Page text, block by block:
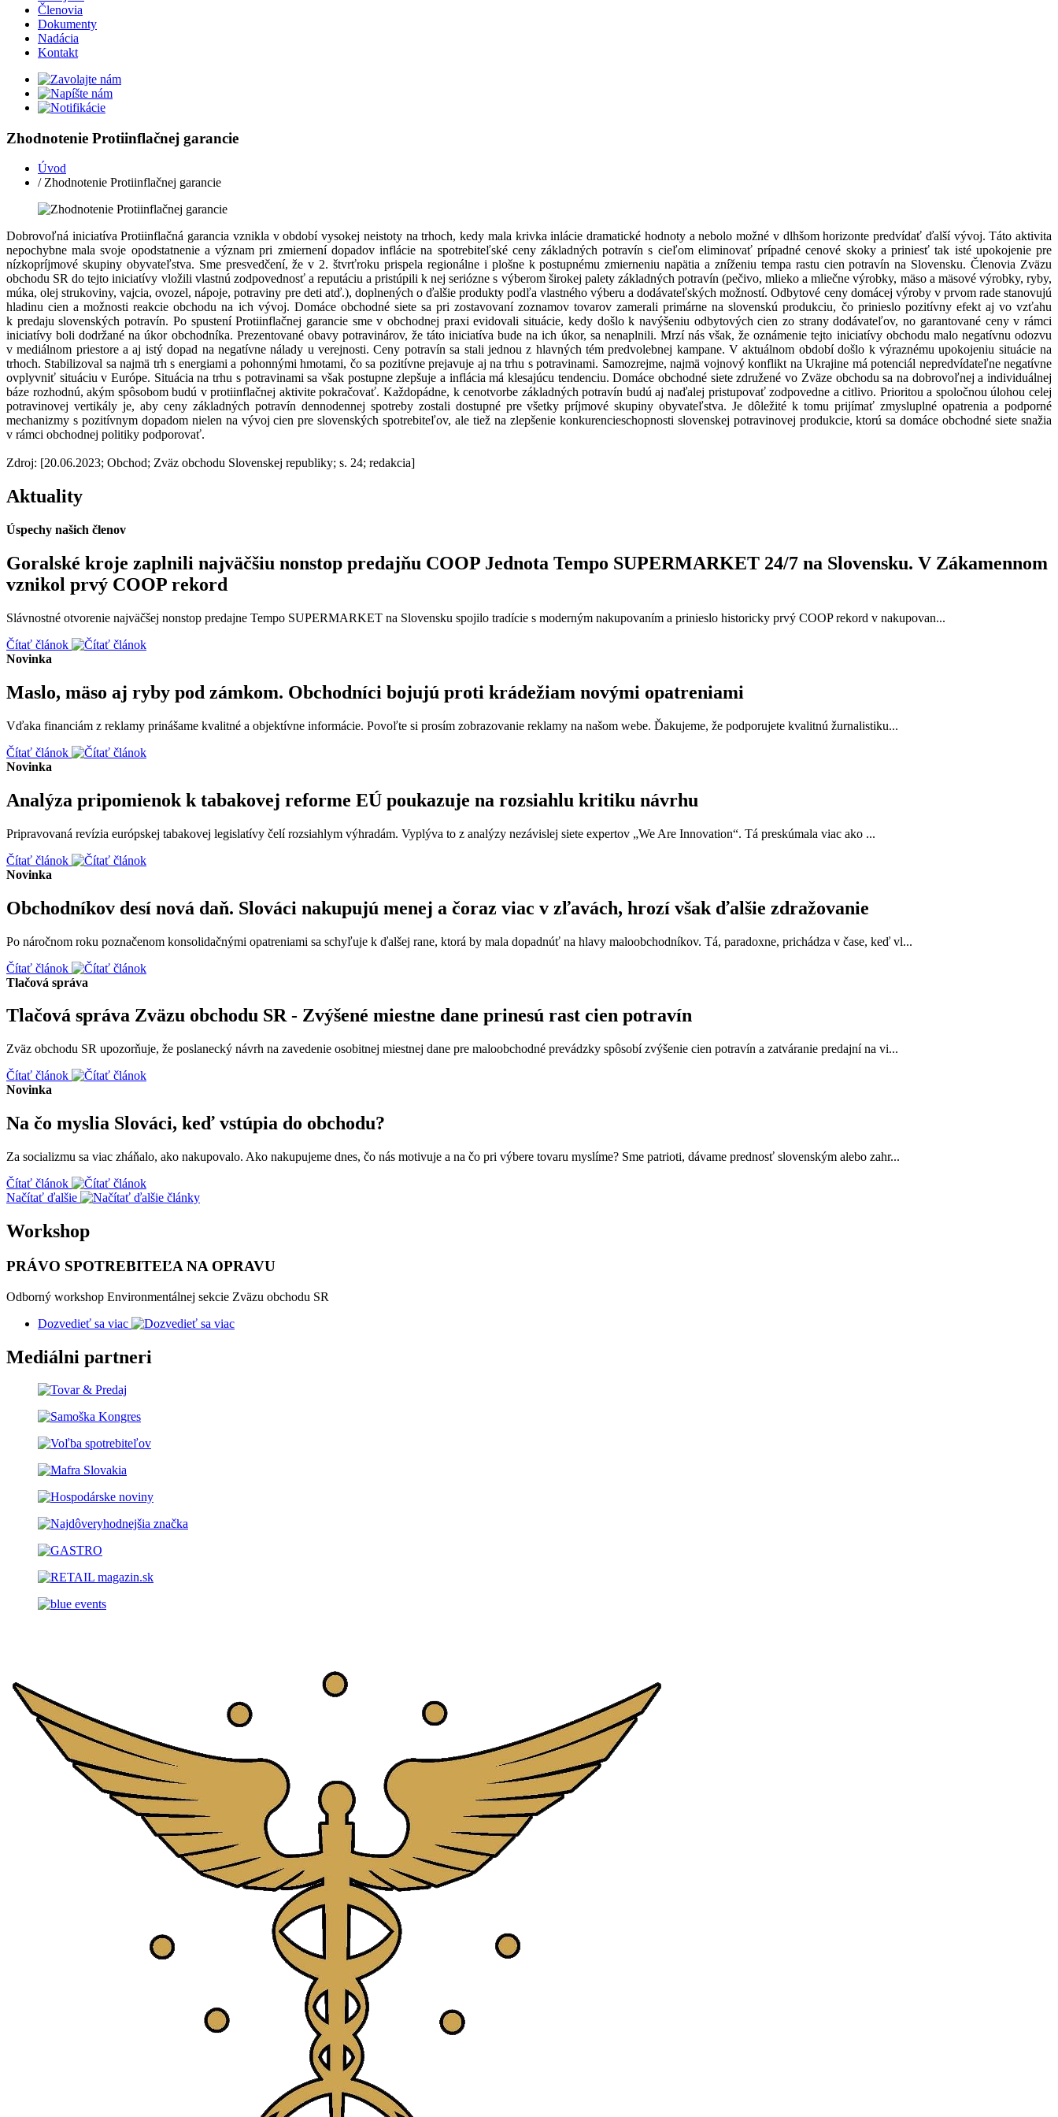
Členovia
Dokumenty
Nadácia
Kontakt
Zhodnotenie Protiinflačnej garancie
Úvod
/ Zhodnotenie Protiinflačnej garancie
Dobrovoľná iniciatíva Protiinflačná garancia vznikla v období vysokej neistoty na trhoch, kedy mala krivka inlácie dramatické hodnoty a nebolo možné v dlhšom horizonte predvídať ďalší vývoj. Táto aktivita
nepochybne mala svoje opodstatnenie a význam pri zmiernení dopadov inflácie na spotrebiteľské ceny základných potravín s cieľom eliminovať prípadné cenové skoky a priniesť tak isté upokojenie pre
nízkopríjmové skupiny obyvateľstva. Sme presvedčení, že v 2. štvrťroku prispela regionálne i plošne k postupnému zmierneniu napätia a zníženiu tempa rastu cien potravín na Slovensku. Členovia Zväzu
obchodu SR do tejto iniciatívy vložili vlastnú zodpovednosť a reputáciu a pristúpili k nej seriózne s výberom širokej palety základných potravín (pečivo, mlieko a mliečne výrobky, mäso a mäsové výrobky, ryby,
múka, olej strukoviny, vajcia, ovozel, nápoje, potraviny pre deti atď.), doplnených o ďalšie produkty podľa vlastného výberu a dodávateľských možností. Odbytové ceny domácej výroby v prvom rade stanovujú
hladinu cien a možnosti reakcie obchodu na ich vývoj. Domáce obchodné siete sa pri zostavovaní zoznamov tovarov zamerali primárne na slovenskú produkciu, čo prinieslo pozitívny efekt aj vo vzťahu
k predaju slovenských potravín. Po spustení Protiinflačnej garancie sme v obchodnej praxi evidovali situácie, kedy došlo k navýšeniu odbytových cien zo strany dodávateľov, no garantované ceny v rámci
iniciatívy boli dodržané na úkor obchodníka. Prezentované obavy potravinárov, že táto iniciatíva bude na ich úkor, sa nenaplnili. Mrzí nás však, že oznámenie tejto iniciatívy obchodu malo negatívnu odozvu
v mediálnom priestore a aj istý dopad na negatívne nálady u verejnosti. Ceny potravín sa stali jednou z hlavných tém predvolebnej kampane. V aktuálnom období došlo k výraznému upokojeniu situácie na
trhoch. Stabilizoval sa najmä trh s energiami a pohonnými hmotami, čo sa pozitívne prejavuje aj na trhu s potravinami. Samozrejme, najmä vojnový konflikt na Ukrajine má potenciál nepredvídateľne negatívne
ovplyvniť situáciu v Európe. Situácia na trhu s potravinami sa však postupne zlepšuje a inflácia má klesajúcu tendenciu. Domáce obchodné siete združené vo Zväze obchodu sa na dobrovoľnej a individuálnej
báze rozhodnú, akým spôsobom budú v protiinflačnej aktivite pokračovať. Každopádne, k cenotvorbe základných potravín budú aj naďalej pristupovať zodpovedne a citlivo. Prioritou a spoločnou úlohou celej
potravinovej vertikály je, aby ceny základných potravín dennodennej spotreby zostali dostupné pre všetky príjmové skupiny obyvateľstva. Je dôležité k tomu prijímať zmysluplné opatrenia a podporné
mechanizmy s pozitívnym dopadom nielen na vývoj cien pre slovenských spotrebiteľov, ale tiež na zlepšenie konkurencieschopnosti slovenskej potravinovej produkcie, ktorú sa domáce obchodné siete snažia
v rámci obchodnej politiky podporovať.
Zdroj: [20.06.2023; Obchod; Zväz obchodu Slovenskej republiky; s. 24; redakcia]
Aktuality
Úspechy našich členov
Goralské kroje zaplnili najväčšiu nonstop predajňu COOP Jednota Tempo SUPERMARKET 24/7 na Slovensku. V Zákamennom
vznikol prvý COOP rekord
Slávnostné otvorenie najväčšej nonstop predajne Tempo SUPERMARKET na Slovensku spojilo tradície s moderným nakupovaním a prinieslo historicky prvý COOP rekord v nakupovan...
Čítať článok
Novinka
Maslo, mäso aj ryby pod zámkom. Obchodníci bojujú proti krádežiam novými opatreniami
Vďaka financiám z reklamy prinášame kvalitné a objektívne informácie. Povoľte si prosím zobrazovanie reklamy na našom webe. Ďakujeme, že podporujete kvalitnú žurnalistiku...
Čítať článok
Novinka
Analýza pripomienok k tabakovej reforme EÚ poukazuje na rozsiahlu kritiku návrhu
Pripravovaná revízia európskej tabakovej legislatívy čelí rozsiahlym výhradám. Vyplýva to z analýzy nezávislej siete expertov „We Are Innovation“. Tá preskúmala viac ako ...
Čítať článok
Novinka
Obchodníkov desí nová daň. Slováci nakupujú menej a čoraz viac v zľavách, hrozí však ďalšie zdražovanie
Po náročnom roku poznačenom konsolidačnými opatreniami sa schyľuje k ďalšej rane, ktorá by mala dopadnúť na hlavy maloobchodníkov. Tá, paradoxne, prichádza v čase, keď vl...
Čítať článok
Tlačová správa
Tlačová správa Zväzu obchodu SR - Zvýšené miestne dane prinesú rast cien potravín
Zväz obchodu SR upozorňuje, že poslanecký návrh na zavedenie osobitnej miestnej dane pre maloobchodné prevádzky spôsobí zvýšenie cien potravín a zatváranie predajní na vi...
Čítať článok
Novinka
Na čo myslia Slováci, keď vstúpia do obchodu?
Za socializmu sa viac zháňalo, ako nakupovalo. Ako nakupujeme dnes, čo nás motivuje a na čo pri výbere tovaru myslíme? Sme patrioti, dávame prednosť slovenským alebo zahr...
Čítať článok
Načítať ďalšie
Workshop
PRÁVO SPOTREBITEĽA NA OPRAVU
Odborný workshop Environmentálnej sekcie Zväzu obchodu SR
Dozvedieť sa viac
Mediálni partneri